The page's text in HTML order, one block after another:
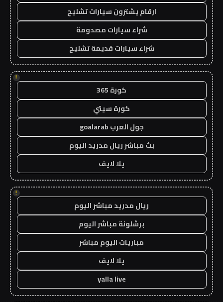
ارقام يشترون سيارات تشليح
شراء سيارات مصدومة
شراء سيارات قديمة تشليح
!
كورة 365
كورة سيتي
جول العرب goalarab
بث مباشر ريال مدريد اليوم
يلا لايف
!
ريال مدريد مباشر اليوم
برشلونة مباشر اليوم
مباريات اليوم مباشر
يلا لايف
yalla live